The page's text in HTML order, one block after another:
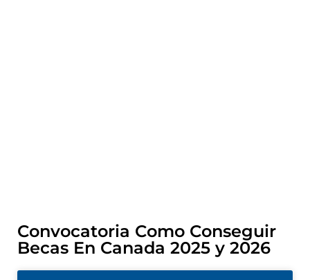
Convocatoria Como Conseguir
Becas En Canada 2025 y 2026